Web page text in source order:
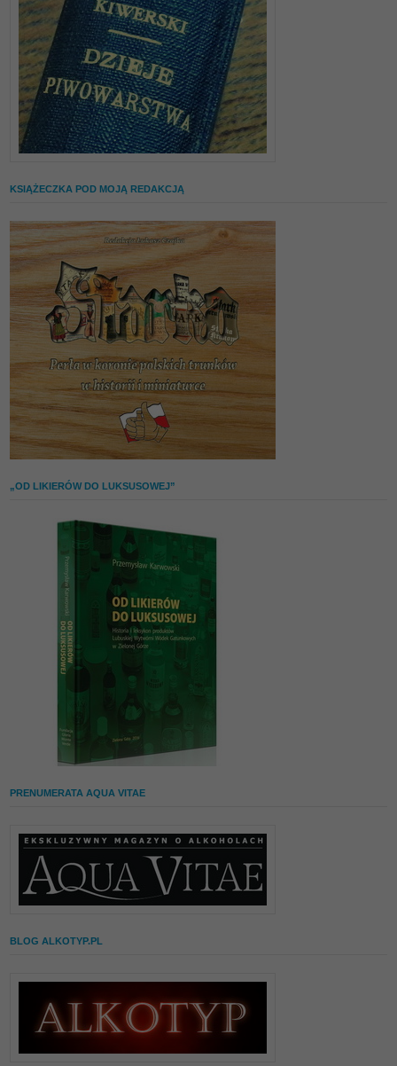
KSIĄŻECZKA POD MOJĄ REDAKCJĄ
„OD LIKIERÓW DO LUKSUSOWEJ”
PRENUMERATA AQUA VITAE
BLOG ALKOTYP.PL